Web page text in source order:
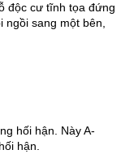
độc cư tĩnh tọa đứng
sang một bên,
hối hận. Này A-
hận.